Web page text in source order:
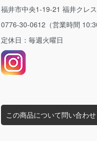
福井市中央1-19-21 福井クレ
0776-30-0612（営業時間
定休日：毎週火曜日
この商品について問い合わ